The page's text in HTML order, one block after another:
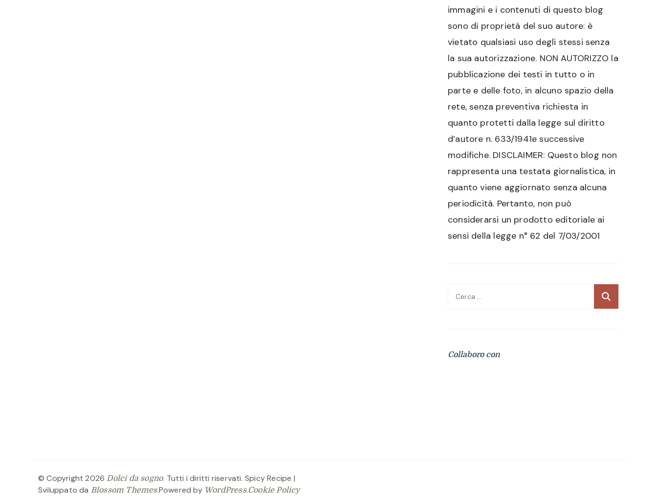
immagini e i contenuti di questo blog
sono di proprietà del suo autore: è
vietato qualsiasi uso degli stessi senza
la sua autorizzazione. NON AUTORIZZO la
pubblicazione dei testi in tutto o in
parte e delle foto, in alcuno spazio della
rete, senza preventiva richiesta in
quanto protetti dalla legge sul diritto
d’autore n. 633/1941e successive
modifiche. DISCLAIMER: Questo blog non
rappresenta una testata giornalistica, in
quanto viene aggiornato senza alcuna
periodicità. Pertanto, non può
considerarsi un prodotto editoriale ai
sensi della legge n° 62 del 7/03/2001
Ricerca
Collaboro con
© Copyright 2026 Dolci da sogno. Tutti i diritti riservati. Spicy Recipe |
Sviluppato da Blossom Themes.Powered by WordPress.Cookie Policy